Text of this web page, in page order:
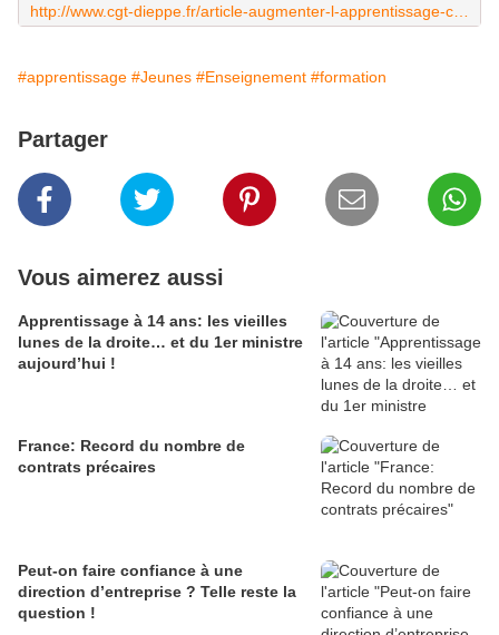
http://www.cgt-dieppe.fr/article-augmenter-l-apprentissage-c-est-augmenter-le-chomage-123473604.html
#apprentissage #Jeunes #Enseignement #formation
Partager
Vous aimerez aussi
Apprentissage à 14 ans: les vieilles
lunes de la droite… et du 1er ministre
aujourd’hui !
France: Record du nombre de
contrats précaires
Peut-on faire confiance à une
direction d’entreprise ? Telle reste la
question !